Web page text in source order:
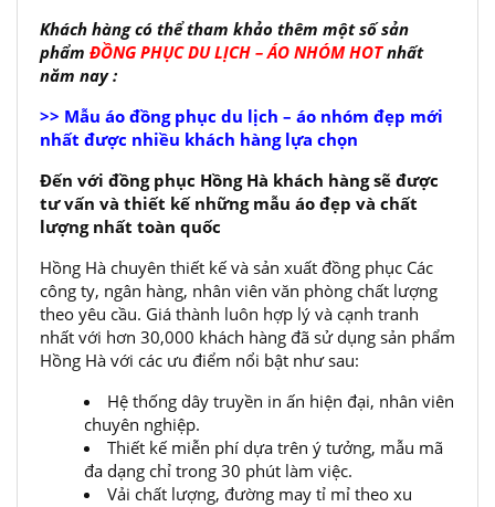
Khách hàng có thể tham khảo thêm một số sản
phẩm ĐỒNG PHỤC DU LỊCH – ÁO NHÓM HOTnhất
năm nay :
>> Mẫu áo đồng phục du lịch – áo nhóm đẹp mới
nhất được nhiều khách hàng lựa chọn
Đến với đồng phục Hồng Hà khách hàng sẽ được
tư vấn và thiết kế những mẫu áo đẹp và chất
lượng nhất toàn quốc
Hồng Hà chuyên thiết kế và sản xuất đồng phục Các
công ty, ngân hàng, nhân viên văn phòng chất lượng
theo yêu cầu. Giá thành luôn hợp lý và cạnh tranh
nhất với hơn 30,000 khách hàng đã sử dụng sản phẩm
Hồng Hà với các ưu điểm nổi bật như sau:
Hệ thống dây truyền in ấn hiện đại, nhân viên
chuyên nghiệp.
Thiết kế miễn phí dựa trên ý tưởng, mẫu mã
đa dạng chỉ trong 30 phút làm việc.
Vải chất lượng, đường may tỉ mỉ theo xu